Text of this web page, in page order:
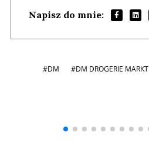
Napisz do mnie:
#DM #DM DROGERIE MARKT